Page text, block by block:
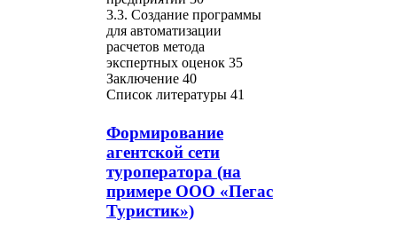
3.3. Создание программы
для автоматизации
расчетов метода
экспертных оценок 35
Заключение 40
Список литературы 41
Формирование
агентской сети
туроператора (на
примере ООО «Пегас
Туристик»)